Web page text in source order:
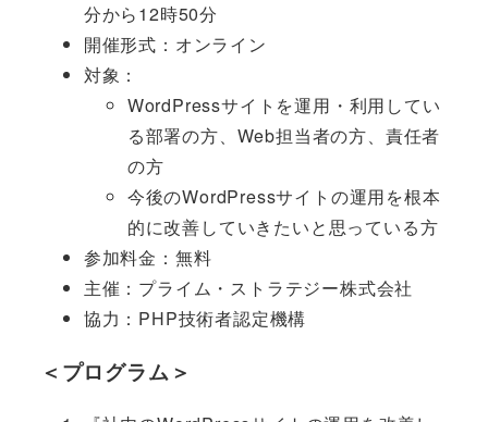
分から12時50分
開催形式：オンライン
対象：
WordPressサイトを運用・利用してい
る部署の方、Web担当者の方、責任者
の方
今後のWordPressサイトの運用を根本
的に改善していきたいと思っている方
参加料金：無料
主催：プライム・ストラテジー株式会社
協力：PHP技術者認定機構
＜プログラム＞